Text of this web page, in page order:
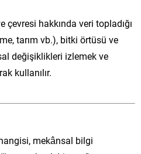
çevresi hakkında veri topladığı
tarım vb.), bitki örtüsü ve
değişiklikleri izlemek ve
kullanılır.
mekânsal bilgi